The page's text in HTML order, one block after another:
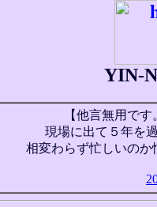
【他言無用で
現場に出て５年を
相変わらず忙しいの